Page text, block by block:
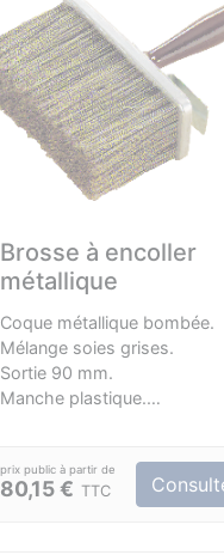
Brosse à encoller
métallique
Coque métallique bombée.
Mélange soies grises.
Sortie 90 mm.
Manche plastique.
80,15 € TTC